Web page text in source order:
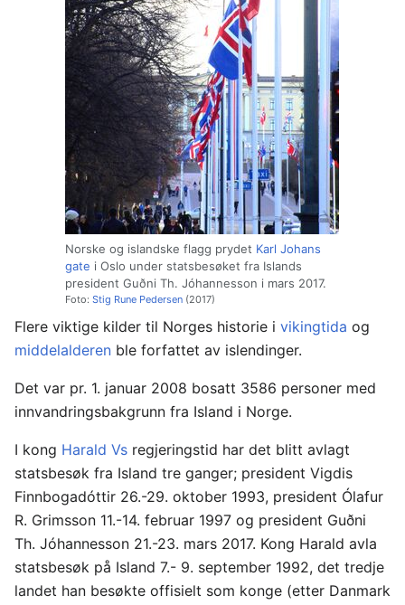
Norske og islandske flagg prydet Karl Johans
gate i Oslo under statsbesøket fra Islands
president Guðni Th. Jóhannesson i mars 2017.
Foto: Stig Rune Pedersen(2017)
Flere viktige kilder til Norges historie i vikingtida og
middelalderen ble forfattet av islendinger.
Det var pr. 1. januar 2008 bosatt 3586 personer med
innvandringsbakgrunn fra Island i Norge.
I kong Harald Vs regjeringstid har det blitt avlagt
statsbesøk fra Island tre ganger; president Vigdis
Finnbogadóttir 26.-29. oktober 1993, president Ólafur
R. Grimsson 11.-14. februar 1997 og president Guðni
Th. Jóhannesson 21.-23. mars 2017. Kong Harald avla
statsbesøk på Island 7.- 9. september 1992, det tredje
landet han besøkte offisielt som konge (etter Danmark